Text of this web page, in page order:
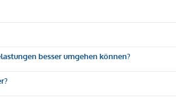
besser umgehen können?